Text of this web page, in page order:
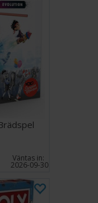
Väntas in:
2026-09-30